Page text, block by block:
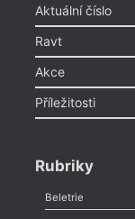
Aktuální číslo
Ravt
Akce
Příležitosti
Rubriky
Beletrie